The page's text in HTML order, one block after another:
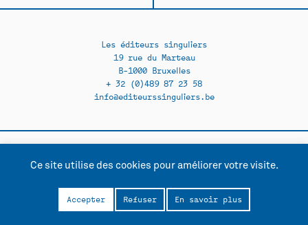
Les éditeurs singuliers
19 rue du Marteau
B-1000 Bruxelles
+ 32 (0)489 87 23 58
info@editeurssinguliers.be
Facebook →
Instagram →
Ce site utilise des cookies pour améliorer votre visite.
Accepter Refuser En savoir plus